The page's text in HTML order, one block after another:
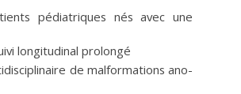
pédiatriques nés avec une
longitudinal prolongé
de malformations ano-